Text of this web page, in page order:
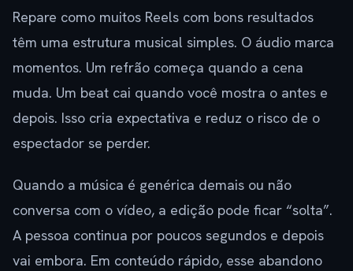
Repare como muitos Reels com bons resultados
têm uma estrutura musical simples. O áudio marca
momentos. Um refrão começa quando a cena
muda. Um beat cai quando você mostra o antes e
depois. Isso cria expectativa e reduz o risco de o
espectador se perder.
Quando a música é genérica demais ou não
conversa com o vídeo, a edição pode ficar “solta”.
A pessoa continua por poucos segundos e depois
vai embora. Em conteúdo rápido, esse abandono